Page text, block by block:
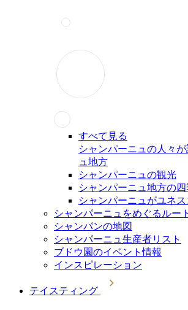
すべて見る
シャンパーニュの人々
ュ地方
シャンパーニュの観光
シャンパーニュ地方の四
シャンパーニュがユネ
シャンパーニュをめぐるルート
シャンパンの地図
シャンパーニュ生産者リスト
ブドウ園のイベント情報
インスピレーション
テイスティング